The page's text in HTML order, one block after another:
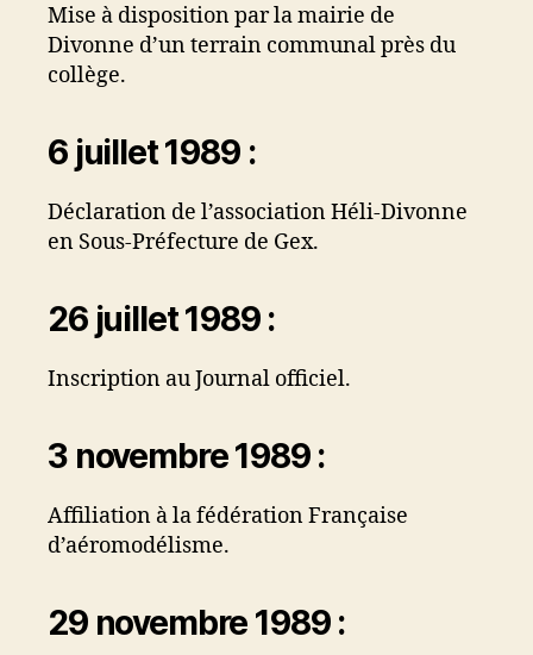
Mise à disposition par la mairie de
Divonne d’un terrain communal près du
collège.
6 juillet 1989 :
Déclaration de l’association Héli-Divonne
en Sous-Préfecture de Gex.
26 juillet 1989 :
Inscription au Journal officiel.
3 novembre 1989 :
Affiliation à la fédération Française
d’aéromodélisme.
29 novembre 1989 :